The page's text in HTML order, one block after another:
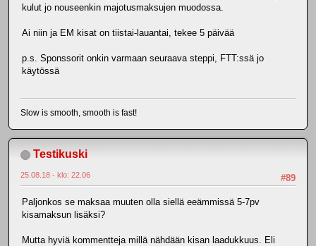
kulut jo nouseenkin majotusmaksujen muodossa.
Ai niin ja EM kisat on tiistai-lauantai, tekee 5 päivää
p.s. Sponssorit onkin varmaan seuraava steppi, FTT:ssä jo
käytössä
Slow is smooth, smooth is fast!
Testikuski
#89
25.08.18 - klo: 22.06
Paljonkos se maksaa muuten olla siellä eeämmissä 5-7pv
kisamaksun lisäksi?
Mutta hyviä kommentteja millä nähdään kisan laadukkuus. Eli